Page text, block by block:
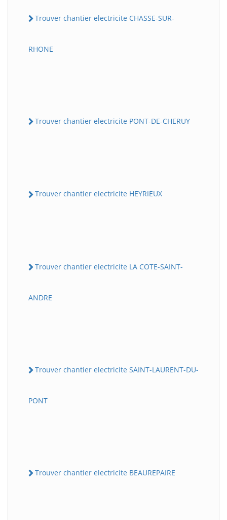
Trouver chantier electricite CHASSE-SUR-
RHONE
Trouver chantier electricite PONT-DE-CHERUY
Trouver chantier electricite HEYRIEUX
Trouver chantier electricite LA COTE-SAINT-
ANDRE
Trouver chantier electricite SAINT-LAURENT-DU-
PONT
Trouver chantier electricite BEAUREPAIRE